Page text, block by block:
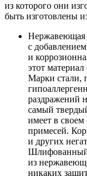
из которого они
быть изготовлены
Нержавеющая
с
и
этот
Марки стали,
раздражений
самый
имеет в своем
примесей.
и других
Шлифованный
из
никаких